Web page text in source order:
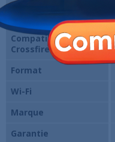
Compatible NVIDIA
SLI
Compatible AMD
Crossfire
Format
Wi-Fi
Marque
Garantie